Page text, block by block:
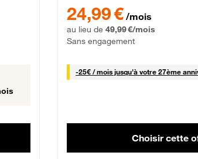
24,99 € /mois
au lieu de 49,99 €/mois
Sans engagement
-25€ / mois25 € par mois
jusqu'à votre 27ème
Choisir cette